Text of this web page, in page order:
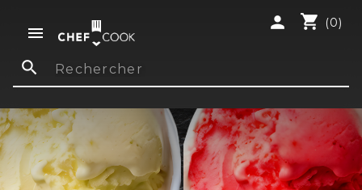

shopping_cart (0)
person
search